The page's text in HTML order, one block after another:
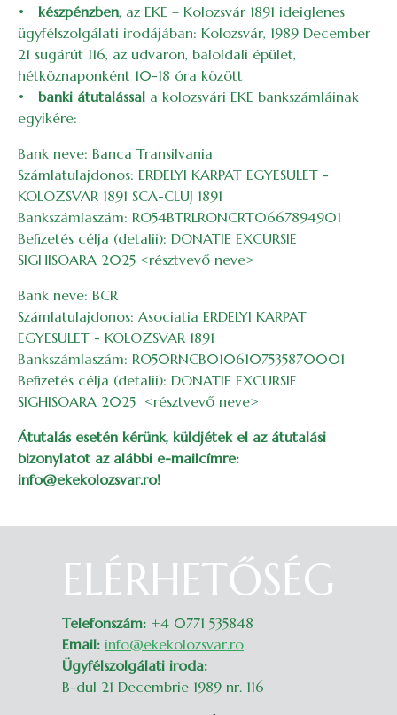
• készpénzben, az EKE – Kolozsvár 1891 ideiglenes
ügyfélszolgálati irodájában: Kolozsvár, 1989 December
21 sugárút 116, az udvaron, baloldali épület,
hétköznaponként 10-18 óra között
• banki átutalással a kolozsvári EKE bankszámláinak
egyikére:
Bank neve: Banca Transilvania
Számlatulajdonos: ERDELYI KARPAT EGYESULET -
KOLOZSVAR 1891 SCA-CLUJ 1891
Bankszámlaszám: RO54BTRLRONCRT0667894901
Befizetés célja (detalii): DONATIE EXCURSIE
SIGHISOARA 2025 <résztvevő neve>
Bank neve: BCR
Számlatulajdonos: Asociatia ERDELYI KARPAT
EGYESULET - KOLOZSVAR 1891
Bankszámlaszám: RO50RNCB0106107535870001
Befizetés célja (detalii): DONATIE EXCURSIE
SIGHISOARA 2025 <résztvevő neve>
Átutalás esetén kérünk, küldjétek el az átutalási
bizonylatot az alábbi e-mailcímre:
info@ekekolozsvar.ro!
ELÉRHETŐSÉG
Telefonszám: +4 0771 535848
Email: info@ekekolozsvar.ro
Ügyfélszolgálati iroda:
B-dul 21 Decembrie 1989 nr. 116